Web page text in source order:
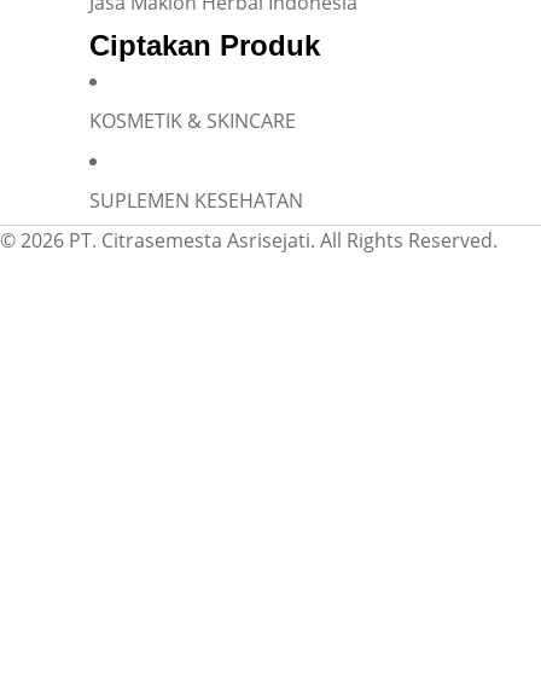
Ciptakan Produk
KOSMETIK & SKINCARE
SUPLEMEN KESEHATAN
© 2026 PT. Citrasemesta Asrisejati. All Rights Reserved.